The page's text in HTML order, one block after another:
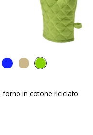
Guanto da forno in cotone riciclato